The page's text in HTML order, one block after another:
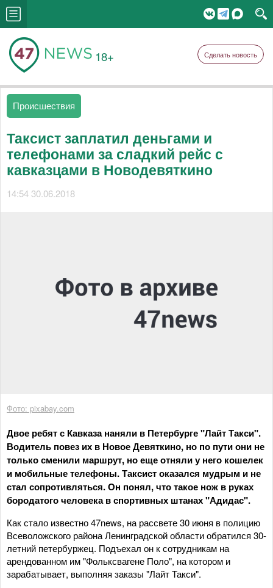
18+ Сделать новость
Происшествия
Таксист заплатил деньгами и
телефонами за сладкий рейс с
кавказцами в Новодевяткино
14:54 30.06.2018
Фото: pixabay.com
Двое ребят с Кавказа наняли в Петербурге "Лайт Такси".
Водитель повез их в Новое Девяткино, но по пути они не
только сменили маршрут, но еще отняли у него кошелек
и мобильные телефоны. Таксист оказался мудрым и не
стал сопротивляться. Он понял, что такое нож в руках
бородатого человека в спортивных штанах "Адидас".
Как стало известно 47news, на рассвете 30 июня в полицию
Всеволожского района Ленинградской области обратился 30-
летний петербуржец. Подъехал он к сотрудникам на
арендованном им "Фольксвагене Поло", на котором и
зарабатывает, выполняя заказы "Лайт Такси".